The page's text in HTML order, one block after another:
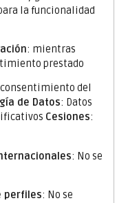
la funcionalidad
: mientras
prestado
del
de Datos: Datos
Cesiones:
: No se
perfiles: No se